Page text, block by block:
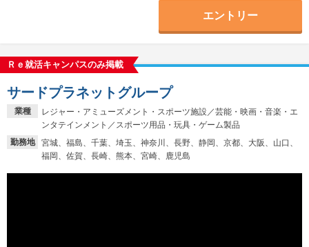
エントリー
Ｒｅ就活キャンパスのみ掲載
業種
レジャー・アミューズメント・スポーツ施設／芸能・映画・音楽・エ
ンタテインメント／スポーツ用品・玩具・ゲーム製品
勤務地
宮城、福島、千葉、埼玉、神奈川、長野、静岡、京都、大阪、山口、
福岡、佐賀、長崎、熊本、宮崎、鹿児島
サードプラネットグループ